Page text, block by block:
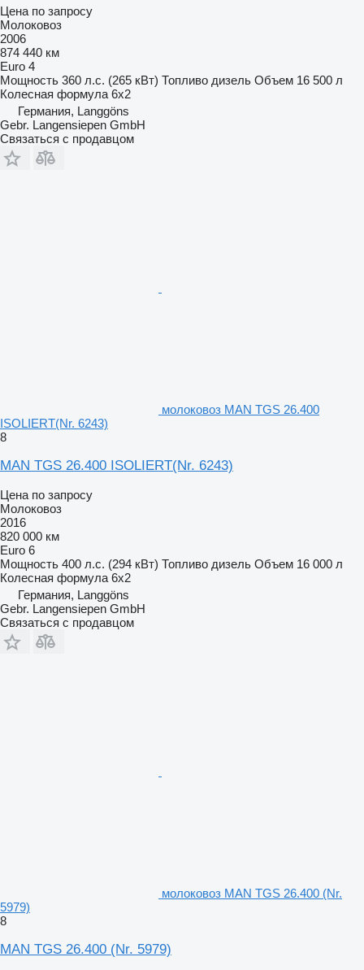
Цена по запросу
Молоковоз
2006
874 440 км
Euro 4
Мощность 360 л.с. (265 кВт) Топливо дизель Объем 16 500 л
Колесная формула 6x2
Германия, Langgöns
Gebr. Langensiepen GmbH
Связаться с продавцом
молоковоз MAN TGS 26.400
ISOLIERT(Nr. 6243)
8
MAN TGS 26.400 ISOLIERT(Nr. 6243)
Цена по запросу
Молоковоз
2016
820 000 км
Euro 6
Мощность 400 л.с. (294 кВт) Топливо дизель Объем 16 000 л
Колесная формула 6x2
Германия, Langgöns
Gebr. Langensiepen GmbH
Связаться с продавцом
молоковоз MAN TGS 26.400 (Nr.
5979)
8
MAN TGS 26.400 (Nr. 5979)